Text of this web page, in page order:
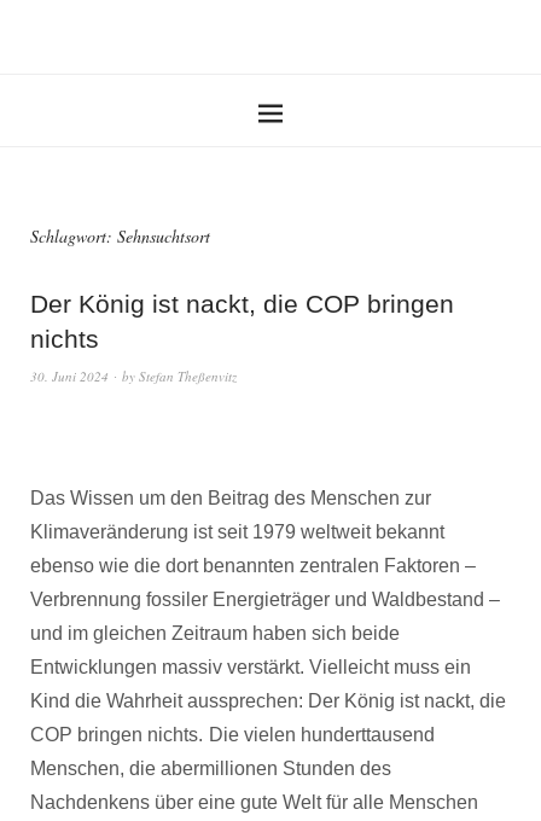
Schlagwort: Sehnsuchtsort
Der König ist nackt, die COP bringen
nichts
30. Juni 2024 by Stefan Theßenvitz
Das Wissen um den Beitrag des Menschen zur
Klimaveränderung ist seit 1979 weltweit bekannt
ebenso wie die dort benannten zentralen Faktoren –
Verbrennung fossiler Energieträger und Waldbestand –
und im gleichen Zeitraum haben sich beide
Entwicklungen massiv verstärkt. Vielleicht muss ein
Kind die Wahrheit aussprechen: Der König ist nackt, die
COP bringen nichts. Die vielen hunderttausend
Menschen, die abermillionen Stunden des
Nachdenkens über eine gute Welt für alle Menschen